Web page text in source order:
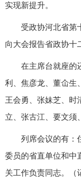
实现新提升。
受政协河北省第
向大会报告省政协十
在主席台就座的
利、焦彦龙、董仚生
王会勇、张妹芝、时
立、张古江、要文须
列席会议的有：
委员的省直单位和中
关工作负责同志。